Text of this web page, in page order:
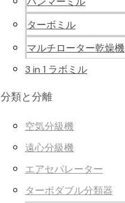
ターボミル
マルチローター乾燥機
3 in 1 ラボミル
分類と分離
空気分級機
遠心分級機
エアセパレーター
ターボダブル分類器